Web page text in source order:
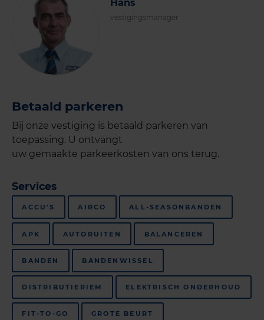
Hans
vestigingsmanager
Betaald parkeren
Bij onze vestiging is betaald parkeren van
toepassing. U ontvangt
uw gemaakte parkeerkosten van ons terug.
Services
ACCU'S AIRCO ALL-SEASONBANDEN
APK AUTORUITEN BALANCEREN
BANDEN BANDENWISSEL
DISTRIBUTIERIEM ELEKTRISCH ONDERHOUD
FIT-TO-GO GROTE BEURT